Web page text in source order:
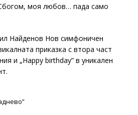
моя любов… пада само
Найденов Нов симфоничен
приказка с втора част
и „Happy birthday” в уникален